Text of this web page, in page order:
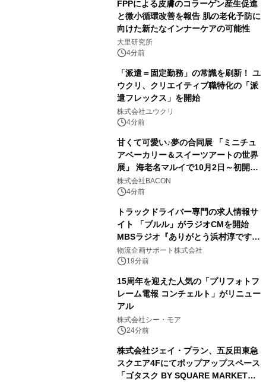
FPPによる皮膚のコラーゲン産生促進
と微小循環改善を報告 肌の老化予防に
向けた新たなインナーケアの可能性
大里研究所
4分前
「派遣＝固定勤務」の常識を刷新！ ユ
ウクリ、クリエイティブ職特化の「派
遣フレックス」を開始
株式会社ユウクリ
4分前
甘くて可愛い♪夢の合同展 「ミニチュ
アベーカリー＆スイーツアートの世界
展」 海老名マルイで10月2日～初開
催！
株式会社BACON
4分前
トラックドライバー専門の求人情報サ
イト 「ブルル」がラジオCMを開始
MBSラジオ『ありがとう浜村淳です』
にて8月1日(土)より
物流企画サポート株式会社
19分前
15周年を迎えた人気の「プリフォトフ
レーム電報 コンチェルト」がリニュー
アル
株式会社シー・モア
24分前
株式会社ジェイ・プラン、五反田東急
スクエア4Fにてポップアップスペース
「ゴタスク BY SQUARE MARKET」